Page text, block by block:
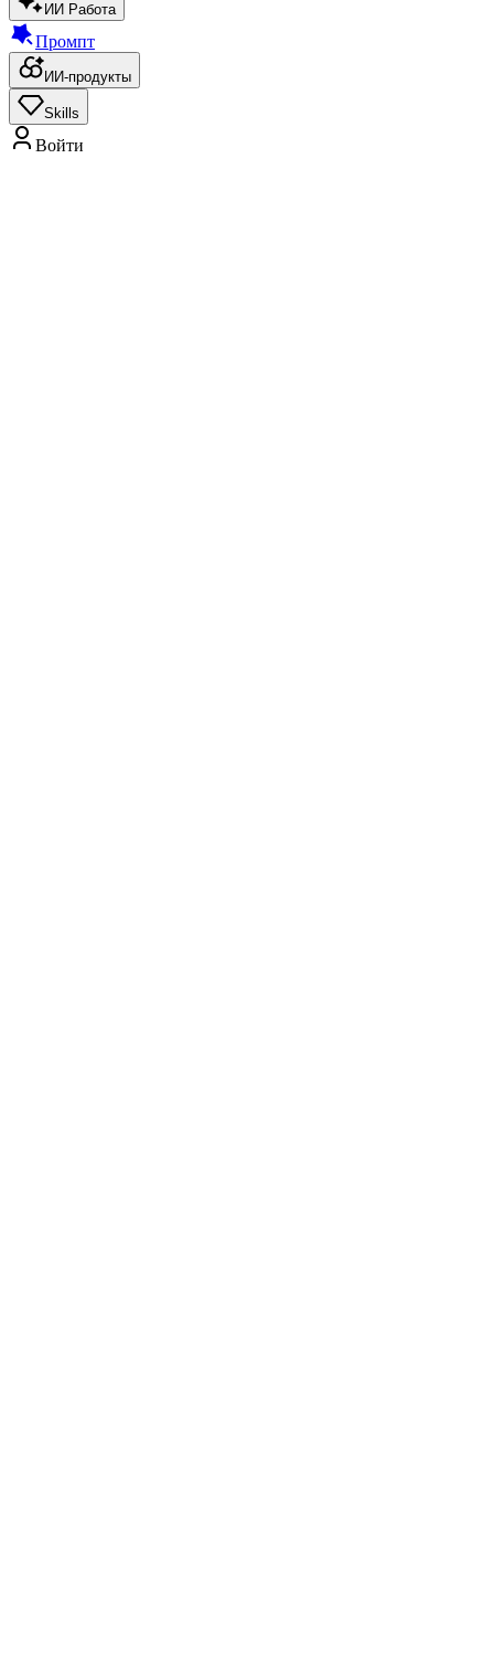
ИИ Работа
Промпт
ИИ-продукты
Skills
Войти